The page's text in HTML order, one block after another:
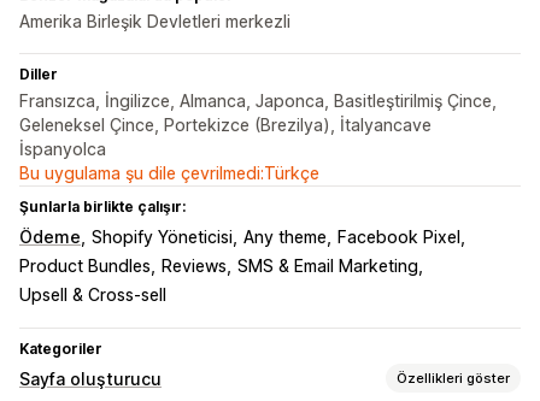
Amerika Birleşik Devletleri merkezli
Diller
Fransızca, İngilizce, Almanca, Japonca, Basitleştirilmiş Çince,
Geleneksel Çince, Portekizce (Brezilya), İtalyancave
İspanyolca
Bu uygulama şu dile çevrilmedi:Türkçe
Şunlarla birlikte çalışır:
Ödeme Shopify Yöneticisi Any theme
Facebook Pixel
Product Bundles
Reviews SMS & Email Marketing
Upsell & Cross-sell
Kategoriler
Sayfa oluşturucu Özellikleri göster